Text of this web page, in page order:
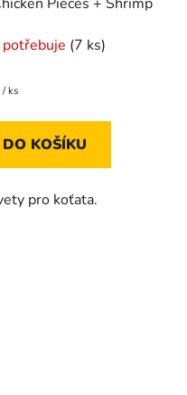
(7 ks)
/ ks
DO KOŠÍKU
pro koťata.